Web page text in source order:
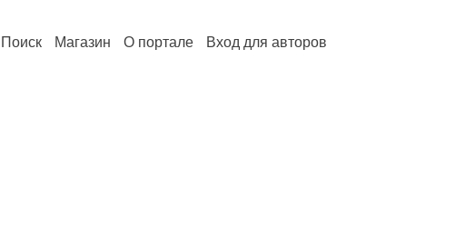
Поиск Магазин О портале Вход для авторов